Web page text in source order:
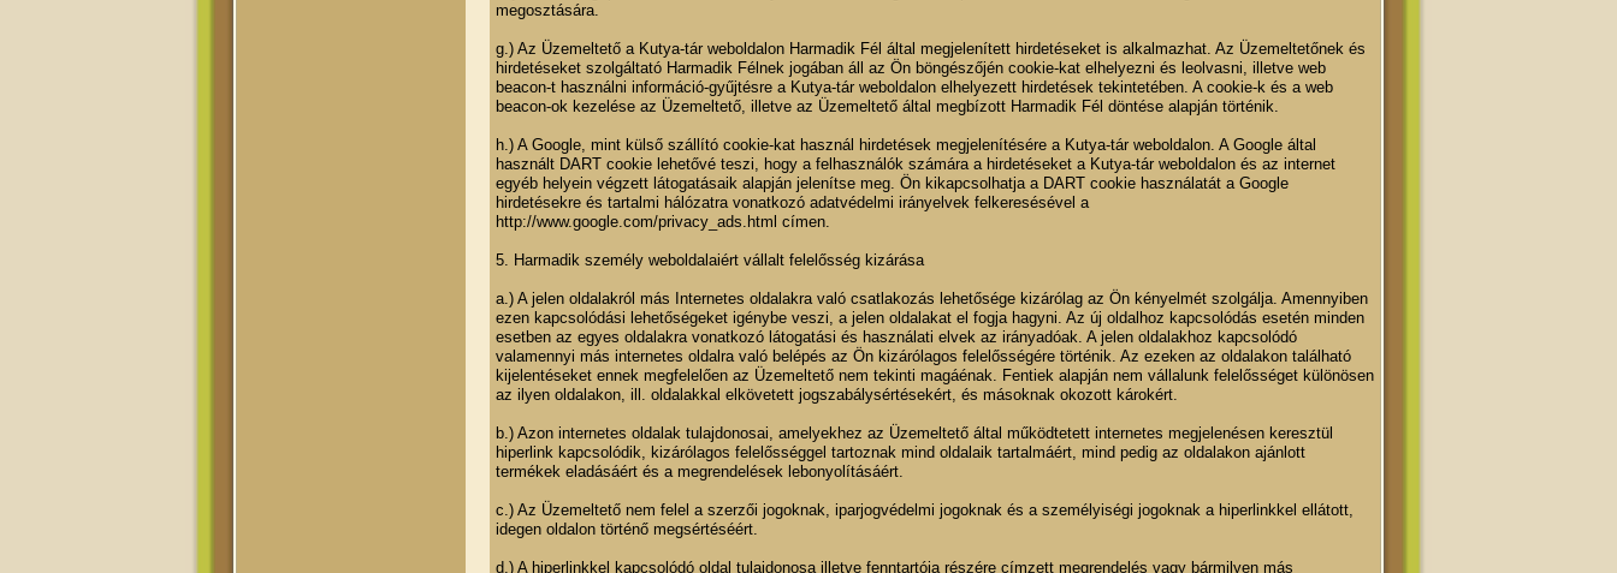
megosztására.
g.) Az Üzemeltető a Kutya-tár weboldalon Harmadik Fél által megjelenített hirdetéseket is alkalmazhat. Az Üzemeltetőnek és
hirdetéseket szolgáltató Harmadik Félnek jogában áll az Ön böngészőjén cookie-kat elhelyezni és leolvasni, illetve web
beacon-t használni információ-gyűjtésre a Kutya-tár weboldalon elhelyezett hirdetések tekintetében. A cookie-k és a web
beacon-ok kezelése az Üzemeltető, illetve az Üzemeltető által megbízott Harmadik Fél döntése alapján történik.
h.) A Google, mint külső szállító cookie-kat használ hirdetések megjelenítésére a Kutya-tár weboldalon. A Google által
használt DART cookie lehetővé teszi, hogy a felhasználók számára a hirdetéseket a Kutya-tár weboldalon és az internet
egyéb helyein végzett látogatásaik alapján jelenítse meg. Ön kikapcsolhatja a DART cookie használatát a Google
hirdetésekre és tartalmi hálózatra vonatkozó adatvédelmi irányelvek felkeresésével a
http://www.google.com/privacy_ads.html címen.
5. Harmadik személy weboldalaiért vállalt felelősség kizárása
a.) A jelen oldalakról más Internetes oldalakra való csatlakozás lehetősége kizárólag az Ön kényelmét szolgálja. Amennyiben
ezen kapcsolódási lehetőségeket igénybe veszi, a jelen oldalakat el fogja hagyni. Az új oldalhoz kapcsolódás esetén minden
esetben az egyes oldalakra vonatkozó látogatási és használati elvek az irányadóak. A jelen oldalakhoz kapcsolódó
valamennyi más internetes oldalra való belépés az Ön kizárólagos felelősségére történik. Az ezeken az oldalakon található
kijelentéseket ennek megfelelően az Üzemeltető nem tekinti magáénak. Fentiek alapján nem vállalunk felelősséget különösen
az ilyen oldalakon, ill. oldalakkal elkövetett jogszabálysértésekért, és másoknak okozott károkért.
b.) Azon internetes oldalak tulajdonosai, amelyekhez az Üzemeltető által működtetett internetes megjelenésen keresztül
hiperlink kapcsolódik, kizárólagos felelősséggel tartoznak mind oldalaik tartalmáért, mind pedig az oldalakon ajánlott
termékek eladásáért és a megrendelések lebonyolításáért.
c.) Az Üzemeltető nem felel a szerzői jogoknak, iparjogvédelmi jogoknak és a személyiségi jogoknak a hiperlinkkel ellátott,
idegen oldalon történő megsértéséért.
d.) A hiperlinkkel kapcsolódó oldal tulajdonosa illetve fenntartója részére címzett megrendelés vagy bármilyen más